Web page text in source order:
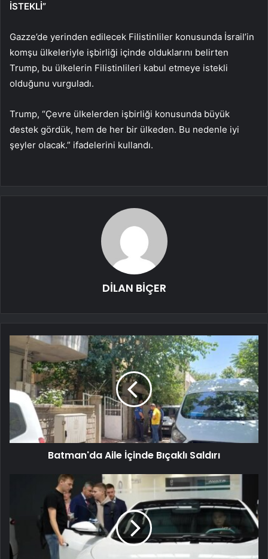
İSTEKLİ”
Gazze’de yerinden edilecek Filistinliler konusunda İsrail’in
komşu ülkeleriyle işbirliği içinde olduklarını belirten
Trump, bu ülkelerin Filistinlileri kabul etmeye istekli
olduğunu vurguladı.
Trump, “Çevre ülkelerden işbirliği konusunda büyük
destek gördük, hem de her bir ülkeden. Bu nedenle iyi
şeyler olacak.” ifadelerini kullandı.
DİLAN BİÇER
Batman'da Aile İçinde Bıçaklı Saldırı